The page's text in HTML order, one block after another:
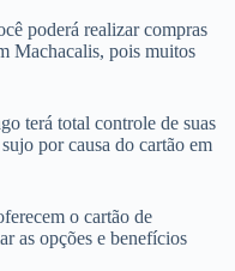
poderá realizar compras
Machacalis, pois muitos
terá total controle de suas
por causa do cartão em
o cartão de
as opções e benefícios